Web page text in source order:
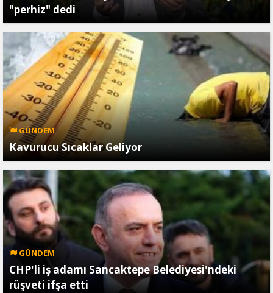
"perhiz" dedi
GÜNDEM
Kavurucu Sıcaklar Geliyor
GÜNDEM
CHP'li iş adamı Sancaktepe Belediyesi'ndeki
rüşveti ifşa etti